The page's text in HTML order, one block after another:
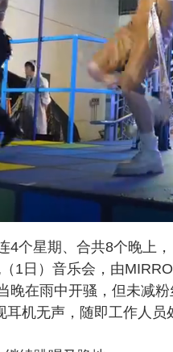
4个星期、合共8个晚上
1日）音乐会，由
晚在雨中开骚，但未减
耳机无声，随即工作人